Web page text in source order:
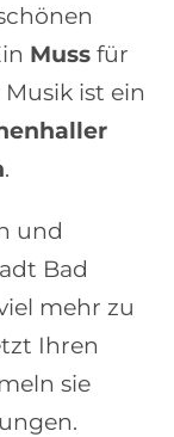
Mussfür
ist ein
.
und
Bad
mehr zu
Ihren
sie